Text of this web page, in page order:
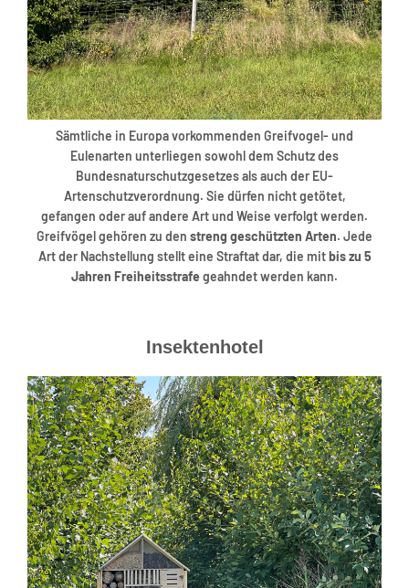
Sämtliche in Europa vorkommenden Greifvogel- und
Eulenarten unterliegen sowohl dem Schutz des
Bundesnaturschutzgesetzes als auch der EU-
Artenschutzverordnung. Sie dürfen nicht getötet,
gefangen oder auf andere Art und Weise verfolgt werden.
Greifvögel gehören zu den streng geschützten Arten. Jede
Art der Nachstellung stellt eine Straftat dar, die mitbis zu 5
Jahren Freiheitsstrafe geahndet werden kann.
Insektenhotel